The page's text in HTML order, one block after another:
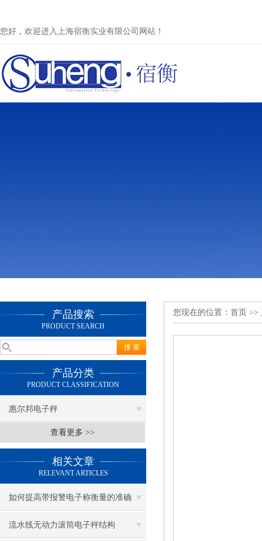
您好，欢迎进入上海宿衡实业有限公司网站！
产品搜索
PRODUCT SEARCH
产品分类
PRODUCT CLASSIFICATION
惠尔邦电子秤
查看更多 >>
相关文章
RELEVANT ARTICLES
如何提高带报警电子称衡量的准确
度？
流水线无动力滚筒电子秤结构
您现在的位置： 首页 >>